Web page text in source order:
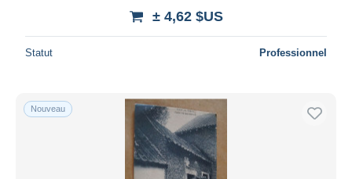
± 4,62 $US
Statut Professionnel
Nouveau